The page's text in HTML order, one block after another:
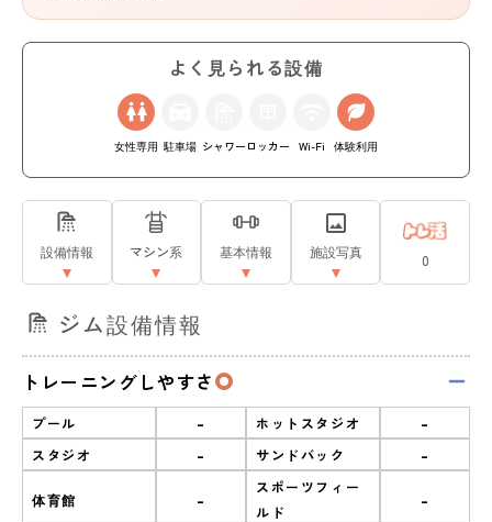
よく見られる設備
女性専用 駐車場 シャワー ロッカー Wi-Fi 体験利用
設備情報 マシン系 基本情報 施設写真 0
ジム設備情報
トレーニングしやすさ
プール - ホットスタジオ -
スタジオ - サンドバック -
体育館 -
スポーツフィー
ルド
-